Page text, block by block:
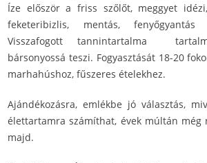
Íze először a friss szőlőt, meggyet
feketeribizlis, mentás, fenyőgyantás
Visszafogott tannintartalma
bársonyossá teszi. Fogyasztását 18-20
marhahúshoz, fűszeres ételekhez.
Ajándékozásra, emlékbe jó választás,
élettartamra számíthat, évek múltán még
majd.